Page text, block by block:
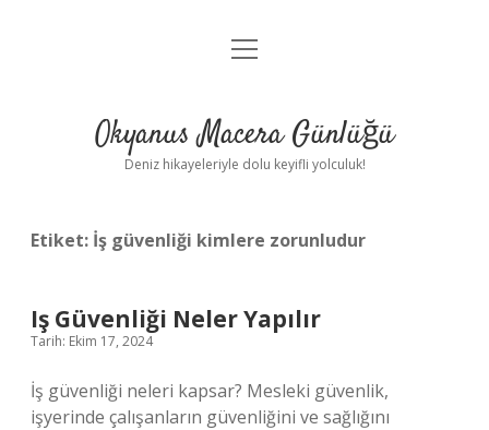
Anasayfa
Yasal Uyarı
menüyü
Okyanus Macera Günlüğü
Deniz hikayeleriyle dolu keyifli yolculuk!
Etiket: İş güvenliği kimlere zorunludur
Iş Güvenliği Neler Yapılır
Tarih: Ekim 17, 2024
İş güvenliği neleri kapsar? Mesleki güvenlik,
işyerinde çalışanların güvenliğini ve sağlığını